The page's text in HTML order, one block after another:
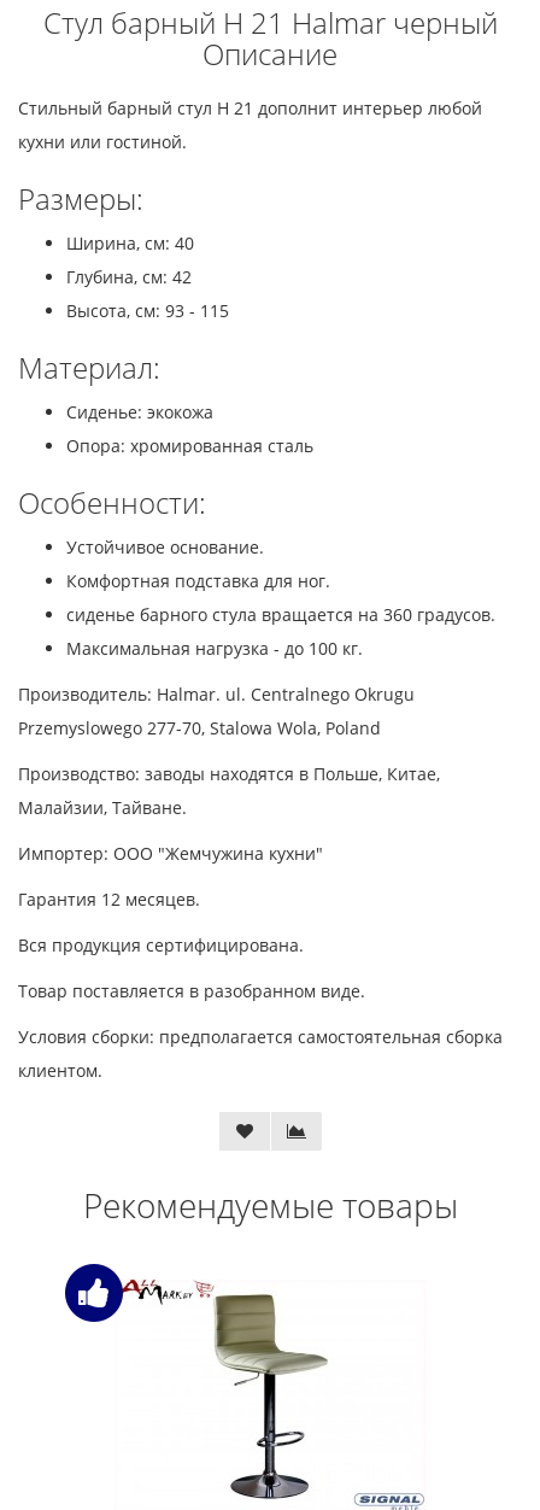
Стул барный H 21 Halmar черный
Описание
Стильный барный стул H 21 дополнит интерьер любой
кухни или гостиной.
Размеры:
Ширина, см: 40
Глубина, см: 42
Высота, см: 93 - 115
Материал:
Сиденье: экокожа
Опора: хромированная сталь
Особенности:
Устойчивое основание.
Комфортная подставка для ног.
сиденье барного стула вращается на 360 градусов.
Максимальная нагрузка - до 100 кг.
Производитель: Halmar. ul. Centralnego Okrugu
Przemyslowego 277-70, Stalowa Wola, Poland
Производство: заводы находятся в Польше, Китае,
Малайзии, Тайване.
Импортер: ООО "Жемчужина кухни"
Гарантия 12 месяцев.
Вся продукция сертифицирована.
Товар поставляется в разобранном виде.
Условия сборки: предполагается самостоятельная сборка
клиентом.
Рекомендуемые товары